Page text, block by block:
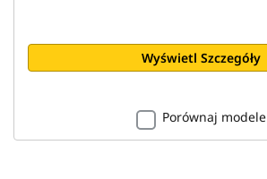
Wyświetl Szczegóły
Porównaj modele